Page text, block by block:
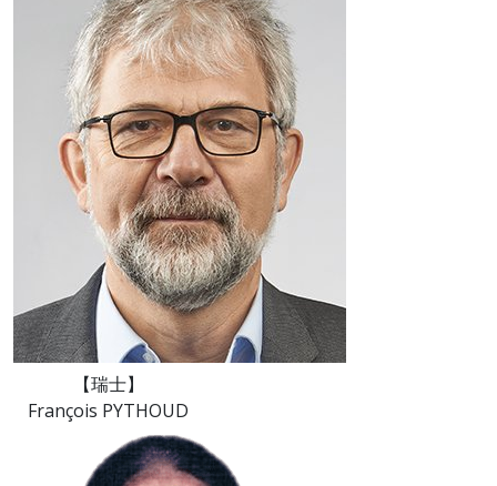
【瑞士】
François PYTHOUD